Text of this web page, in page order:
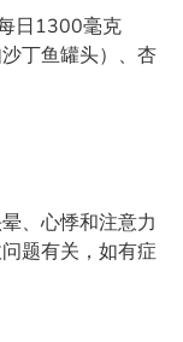
日1300毫克
丁鱼罐头）、杏
、心悸和注意力
题有关，如有症